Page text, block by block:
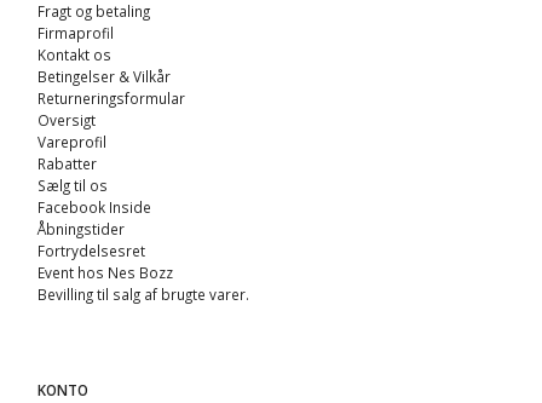
Fragt og betaling
Firmaprofil
Kontakt os
Betingelser & Vilkår
Returneringsformular
Oversigt
Vareprofil
Rabatter
Sælg til os
Facebook Inside
Åbningstider
Fortrydelsesret
Event hos Nes Bozz
Bevilling til salg af brugte varer.
KONTO